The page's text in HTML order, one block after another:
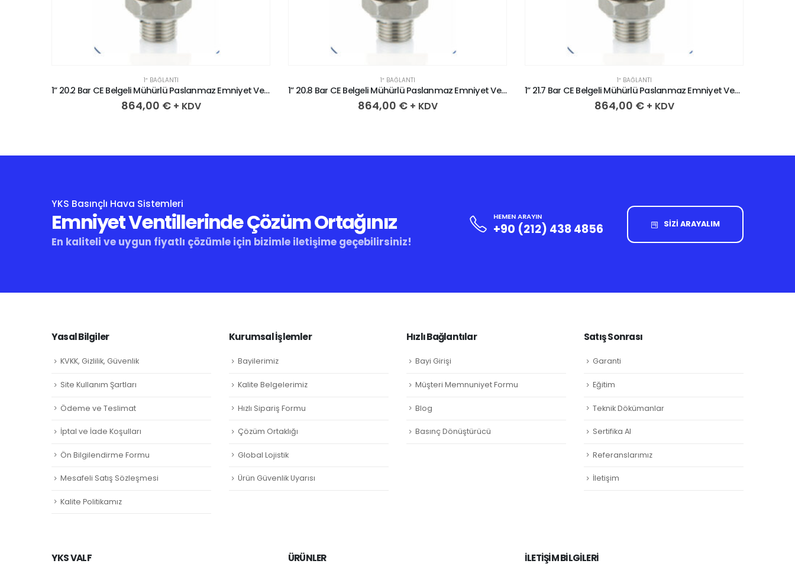
1″ BAĞLANTI
1” 20.2 Bar CE Belgeli Mühürlü Paslanmaz Emniyet Ventili
864,00 € + KDV
1″ BAĞLANTI
1” 20.8 Bar CE Belgeli Mühürlü Paslanmaz Emniyet Ventili
864,00 € + KDV
1″ BAĞLANTI
1” 21.7 Bar CE Belgeli Mühürlü Paslanmaz Emniyet Ventili
864,00 € + KDV
YKS Basınçlı Hava Sistemleri
Emniyet Ventillerinde Çözüm Ortağınız
En kaliteli ve uygun fiyatlı çözümle için bizimle iletişime geçebilirsiniz!
HEMEN ARAYIN
+90 (212) 438 4856 SİZİ ARAYALIM
Yasal Bilgiler
KVKK, Gizlilik, Güvenlik
Site Kullanım Şartları
Ödeme ve Teslimat
İptal ve İade Koşulları
Ön Bilgilendirme Formu
Mesafeli Satış Sözleşmesi
Kalite Politikamız
Kurumsal İşlemler
Bayilerimiz
Kalite Belgelerimiz
Hızlı Sipariş Formu
Çözüm Ortaklığı
Global Lojistik
Ürün Güvenlik Uyarısı
Hızlı Bağlantılar
Bayi Girişi
Müşteri Memnuniyet Formu
Blog
Basınç Dönüştürücü
Satış Sonrası
Garanti
Eğitim
Teknik Dökümanlar
Sertifika Al
Referanslarımız
İletişim
YKS VALF ÜRÜNLER İLETİŞİM BİLGİLERİ